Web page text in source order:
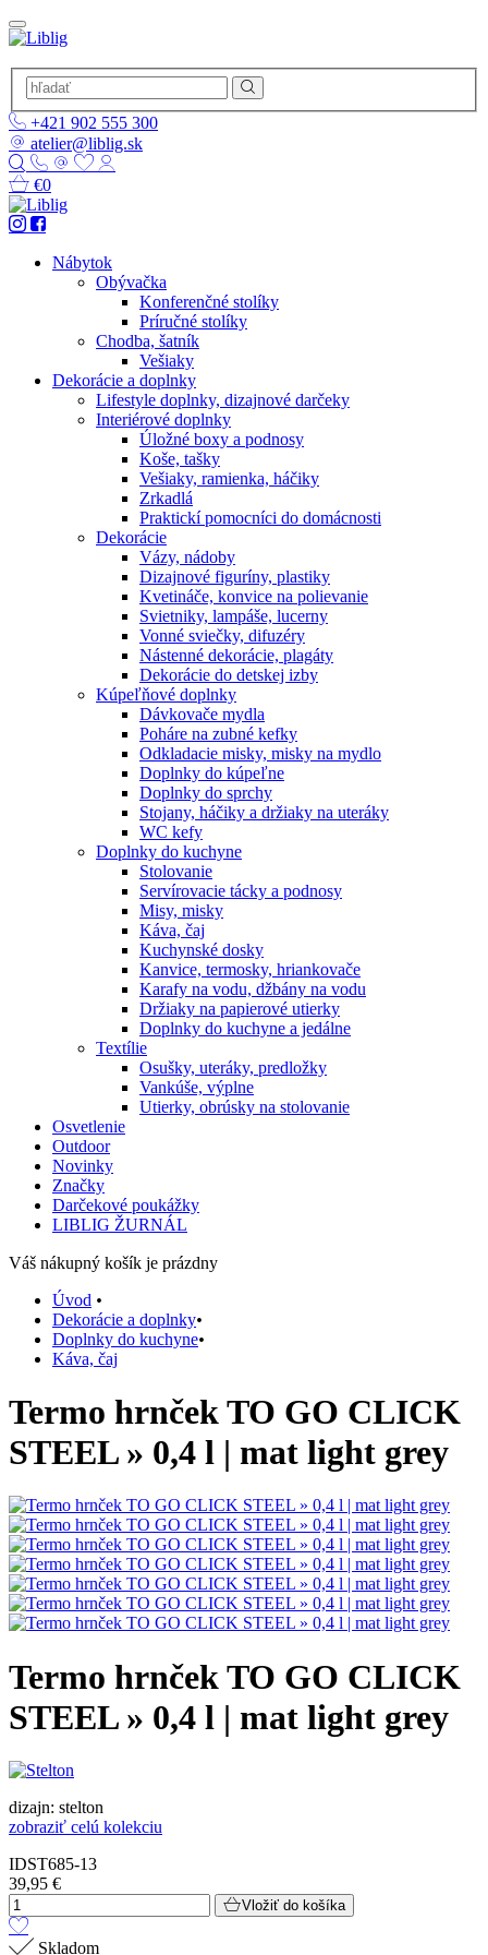
+421 902 555 300
atelier@liblig.sk
€0
Nábytok
Obývačka
Konferenčné stolíky
Príručné stolíky
Chodba, šatník
Vešiaky
Dekorácie a doplnky
Lifestyle doplnky, dizajnové darčeky
Interiérové doplnky
Úložné boxy a podnosy
Koše, tašky
Vešiaky, ramienka, háčiky
Zrkadlá
Praktickí pomocníci do domácnosti
Dekorácie
Vázy, nádoby
Dizajnové figuríny, plastiky
Kvetináče, konvice na polievanie
Svietniky, lampáše, lucerny
Vonné sviečky, difuzéry
Nástenné dekorácie, plagáty
Dekorácie do detskej izby
Kúpeľňové doplnky
Dávkovače mydla
Poháre na zubné kefky
Odkladacie misky, misky na mydlo
Doplnky do kúpeľne
Doplnky do sprchy
Stojany, háčiky a držiaky na uteráky
WC kefy
Doplnky do kuchyne
Stolovanie
Servírovacie tácky a podnosy
Misy, misky
Káva, čaj
Kuchynské dosky
Kanvice, termosky, hriankovače
Karafy na vodu, džbány na vodu
Držiaky na papierové utierky
Doplnky do kuchyne a jedálne
Textílie
Osušky, uteráky, predložky
Vankúše, výplne
Utierky, obrúsky na stolovanie
Osvetlenie
Outdoor
Novinky
Značky
Darčekové poukážky
LIBLIG ŽURNÁL
Váš nákupný košík je prázdny
Úvod •
Dekorácie a doplnky•
Doplnky do kuchyne•
Káva, čaj
Termo hrnček TO GO CLICK
STEEL » 0,4 l | mat light grey
Termo hrnček TO GO CLICK
STEEL » 0,4 l | mat light grey
dizajn: stelton
zobraziť celú kolekciu
IDST685-13
39,95 €
Vložiť do košíka
Skladom